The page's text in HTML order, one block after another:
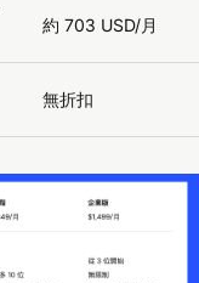
約 703 USD/月
無折扣